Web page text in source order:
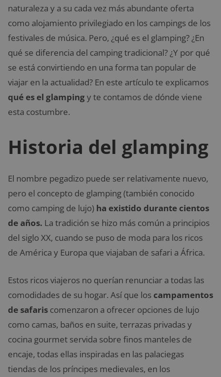
naturaleza y a su cada vez más abundante oferta
como alojamiento privilegiado en los campings de los
festivales de música. Pero, ¿qué es el glamping? ¿En
qué se diferencia del camping tradicional? ¿Y por qué
se está convirtiendo en una forma tan popular de
viajar en la actualidad? En este artículo te explicamos
qué es el glampingy te contamos de dónde viene
esta costumbre.
Historia del glamping
El nombre pegadizo puede ser relativamente nuevo,
pero el concepto de glamping (también conocido
como camping de lujo) ha existido durante cientos
de años. La tradición se hizo más común a principios
del siglo XX, cuando se puso de moda para los ricos
de América y Europa que viajaban de safari a África.
Estos ricos viajeros no querían renunciar a todas las
comodidades de su hogar. Así que los campamentos
de safaris comenzaron a ofrecer opciones de lujo
como camas, baños en suite, terrazas privadas y
cocina gourmet servida sobre finos manteles de
encaje, todas ellas inspiradas en las palaciegas
tiendas de los príncipes medievales, en los